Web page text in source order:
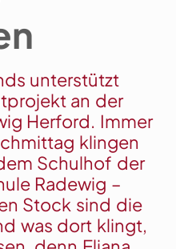
unterstützt
an der
Herford. Immer
klingen
Schulhof der
Radewig –
Stock sind die
was dort klingt,